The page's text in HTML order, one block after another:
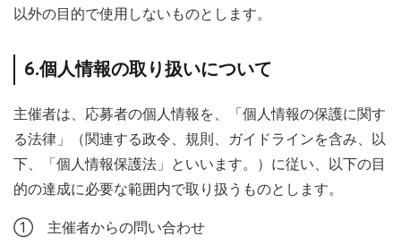
以外の目的で使用しないものとします。
6.個人情報の取り扱いについて
主催者は、応募者の個人情報を、「個人情報の保護に関す
る法律」（関連する政令、規則、ガイドラインを含み、以
下、「個人情報保護法」といいます。）に従い、以下の目
的の達成に必要な範囲内で取り扱うものとします。
① 主催者からの問い合わせ